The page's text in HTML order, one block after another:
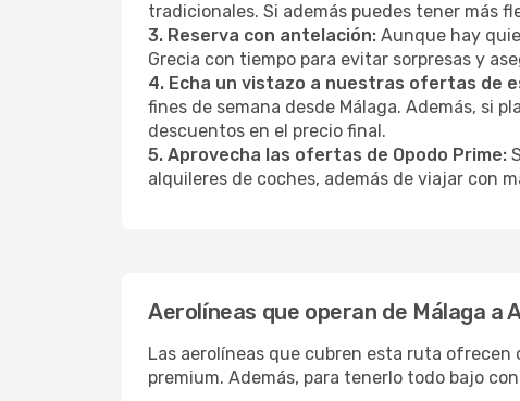
tradicionales. Si además puedes tener más
3. Reserva con antelación: Aunque hay
Grecia con tiempo para evitar sorpresas y
4. Echa un vistazo a nuestras ofertas de
fines de semana desde Málaga. Además, si
descuentos en el precio final.
5. Aprovecha las ofertas de Opodo Prime:
alquileres de coches, además de viajar con
Aerolíneas que operan de Málaga a
Las aerolíneas que cubren esta ruta
premium. Además, para tenerlo todo bajo